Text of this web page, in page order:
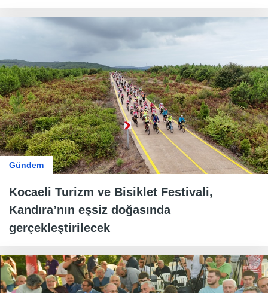
Gündem
Kocaeli Turizm ve Bisiklet Festivali,
Kandıra’nın eşsiz doğasında
gerçekleştirilecek